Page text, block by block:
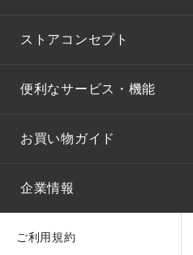
ストアコンセプト
便利なサービス・機能
お買い物ガイド
企業情報
ご利用規約